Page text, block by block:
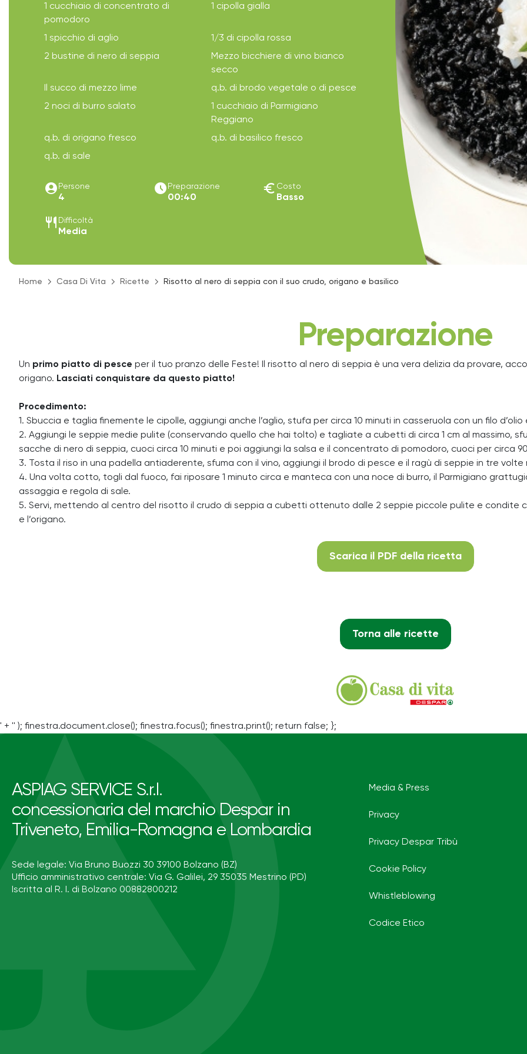
1 cucchiaio di concentrato di
pomodoro
1 cipolla gialla
1 spicchio di aglio
1/3 di cipolla rossa
2 bustine di nero di seppia
Mezzo bicchiere di vino bianco
secco
Il succo di mezzo lime
q.b. di brodo vegetale o di pesce
2 noci di burro salato
1 cucchiaio di Parmigiano
Reggiano
q.b. di origano fresco
q.b. di basilico fresco
q.b. di sale
account_circle Persone
4
access_time_filled Preparazione
00:40
euro Costo
Basso
restaurant Difficoltà
Media
Home Casa Di Vita Ricette Risotto al nero di seppia con il suo crudo, origano e basilico
Preparazione
Un primo piatto di pesce per il tuo pranzo delle Feste! Il risotto al nero di seppia è una vera delizia da provare,
origano. Lasciati conquistare da questo piatto!
Procedimento:
1. Sbuccia e taglia finemente le cipolle, aggiungi anche l’aglio, stufa per circa 10 minuti in casseruola con un filo d’olio
2. Aggiungi le seppie medie pulite (conservando quello che hai tolto) e tagliate a cubetti di circa 1 cm al massimo,
sacche di nero di seppia, cuoci circa 10 minuti e poi aggiungi la salsa e il concentrato di pomodoro, cuoci per circa
3. Tosta il riso in una padella antiaderente, sfuma con il vino, aggiungi il brodo di pesce e il ragù di seppie in tre
4. Una volta cotto, togli dal fuoco, fai riposare 1 minuto circa e manteca con una noce di burro, il Parmigiano
assaggia e regola di sale.
5. Servi, mettendo al centro del risotto il crudo di seppia a cubetti ottenuto dalle 2 seppie piccole pulite e condite
e l’origano.
Scarica il PDF della ricetta
Torna alle ricette
' + '' ); finestra.document.close(); finestra.focus(); finestra.print(); return false; };
ASPIAG SERVICE S.r.l.
concessionaria del marchio Despar in
Triveneto, Emilia-Romagna e Lombardia
Sede legale: Via Bruno Buozzi 30 39100 Bolzano (BZ)
Ufficio amministrativo centrale: Via G. Galilei, 29 35035 Mestrino (PD)
Iscritta al R. I. di Bolzano 00882800212
Media & Press
Privacy
Privacy Despar Tribù
Cookie Policy
Whistleblowing
Codice Etico